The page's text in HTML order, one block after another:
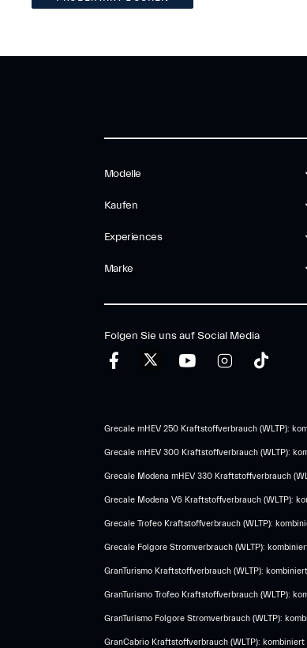
Modelle
Kaufen
Experiences
Marke
Folgen Sie uns auf Social Media
Grecale mHEV 250 Kraftstoffverbrauch (WLTP):
Grecale mHEV 300 Kraftstoffverbrauch (WLTP):
Grecale Modena mHEV 330 Kraftstoffverbrauch
Grecale Modena V6 Kraftstoffverbrauch (WLTP):
Grecale Trofeo Kraftstoffverbrauch (WLTP):
Grecale Folgore Stromverbrauch (WLTP):
GranTurismo Kraftstoffverbrauch (WLTP):
GranTurismo Trofeo Kraftstoffverbrauch (WLTP):
GranTurismo Folgore Stromverbrauch (WLTP):
GranCabrio Kraftstoffverbrauch (WLTP):